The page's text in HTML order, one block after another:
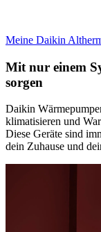
Meine Daikin
Mit nur einem
sorgen
Daikin
klimatisieren und
Diese Geräte sind
dein Zuhause und